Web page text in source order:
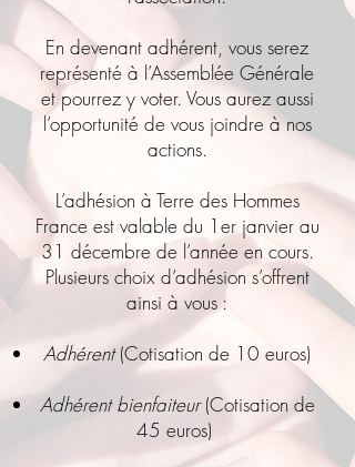
En devenant adhérent, vous serez
représenté à l’Assemblée Générale
et pourrez y voter. Vous aurez aussi
l’opportunité de vous joindre à nos
actions.
L’adhésion à Terre des Hommes
France est valable du 1er janvier au
31 décembre de l’année en cours.
Plusieurs choix d’adhésion s’offrent
ainsi à vous :
Adhérent(Cotisation de 10 euros)
Adhérent bienfaiteur(Cotisation de
45 euros)